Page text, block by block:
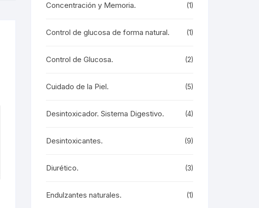
Concentración y Memoria. (1)
Control de glucosa de forma natural. (1)
Control de Glucosa. (2)
Cuidado de la Piel. (5)
Desintoxicador. Sistema Digestivo. (4)
Desintoxicantes. (9)
Diurético. (3)
Endulzantes naturales. (1)